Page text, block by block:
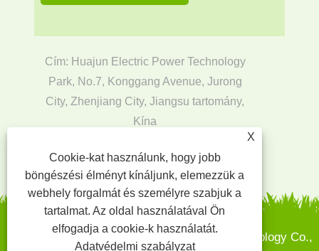
Cím: Huajun Electric Power Technology
Park, No.7, Konggang Avenue, Jurong
City, Zhenjiang City, Jiangsu tartomány,
Kína
Tel:+86-17366262165
Copyright © 2024 Jiangsu Chuangyou Biotechnology Co.,
X
Cookie-kat használunk, hogy jobb
böngészési élményt kínáljunk, elemezzük a
webhely forgalmát és személyre szabjuk a
tartalmat. Az oldal használatával Ön
elfogadja a cookie-k használatát.
Adatvédelmi szabályzat